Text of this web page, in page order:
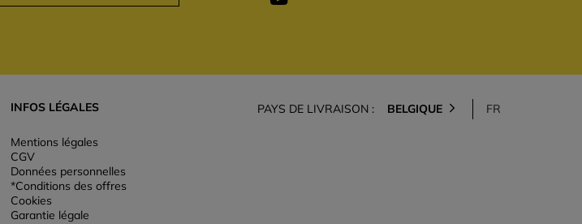
INFOS LÉGALES
Mentions légales
CGV
Données personnelles
*Conditions des offres
Cookies
Garantie légale
PAYS DE LIVRAISON : BELGIQUE FR